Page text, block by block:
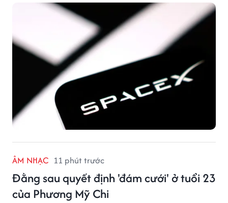
ÂM NHẠC 11 phút trước
Đằng sau quyết định 'đám cưới' ở tuổi 23
của Phương Mỹ Chi